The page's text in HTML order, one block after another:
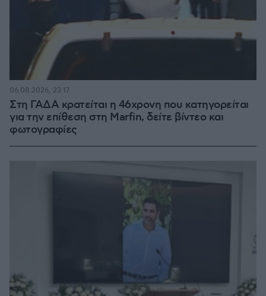
Στη ΓΑΔΑ κρατείται η 46χρονη που κατηγορείται
για την επίθεση στη Marfin, δείτε βίντεο και
φωτογραφίες
06.08.2026, 23:17